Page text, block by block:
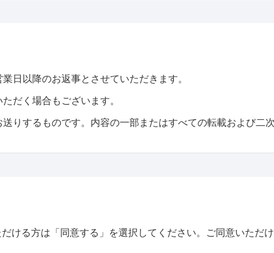
日以降のお返事とさせていただきます。
だく場合もございます。
りするものです。内容の一部またはすべての転載および二
ける方は「同意する」を選択してください。ご同意いただ